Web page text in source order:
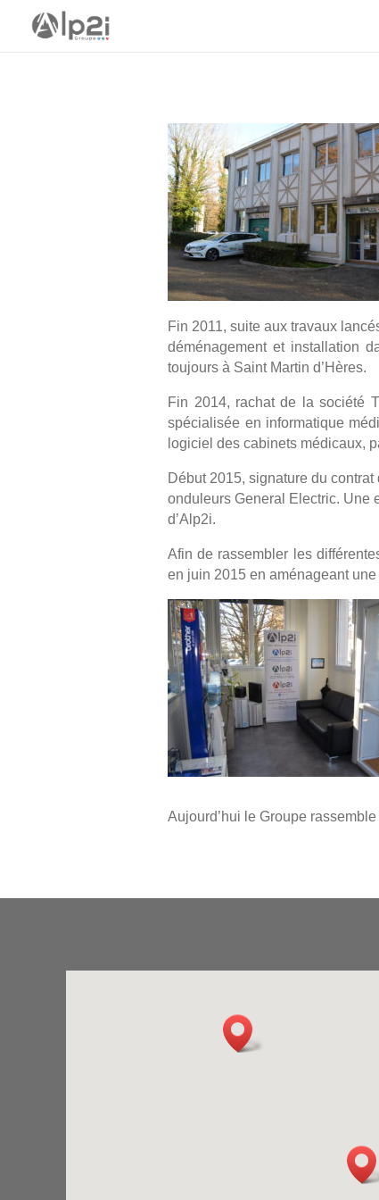
Fin 2011, suite aux travaux
déménagement et installation
toujours à Saint Martin d’Hères.
Fin 2014, rachat de la société
spécialisée en informatique
logiciel des cabinets médicaux,
Début 2015, signature du
onduleurs General Electric. Une
d’Alp2i.
Afin de rassembler les
en juin 2015 en aménageant
Aujourd’hui le Groupe